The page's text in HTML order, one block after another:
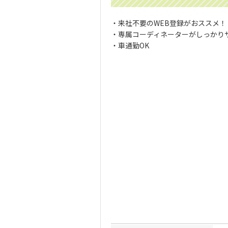
・来社不要のWEB登録がおススメ！
・専属コーディネーターがしっかり
・車通勤OK